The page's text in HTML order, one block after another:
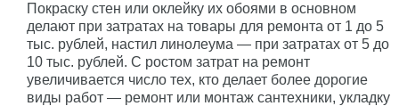
Покраску стен или оклейку их обоями в основном
делают при затратах на товары для ремонта от 1 до 5
тыс. рублей, настил линолеума — при затратах от 5 до
10 тыс. рублей. С ростом затрат на ремонт
увеличивается число тех, кто делает более дорогие
виды работ — ремонт или монтаж сантехники, укладку